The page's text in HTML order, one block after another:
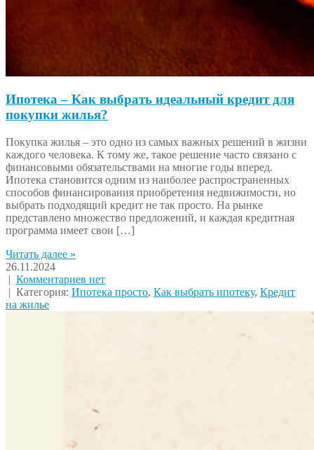
Ипотека – Как выбрать идеальный кредит для
покупки жилья?
Покупка жилья – это одно из самых важных решений в жизни
каждого человека. К тому же, такое решение часто связано с
финансовыми обязательствами на многие годы вперед.
Ипотека становится одним из наиболее распространенных
способов финансирования приобретения недвижимости, но
выбрать подходящий кредит не так просто. На рынке
представлено множество предложений, и каждая кредитная
программа имеет свои […]
Читать далее »
26.11.2024
| Комментариев нет
| Категория: Ипотека просто, Как выбрать ипотеку, Кредит
на жилье